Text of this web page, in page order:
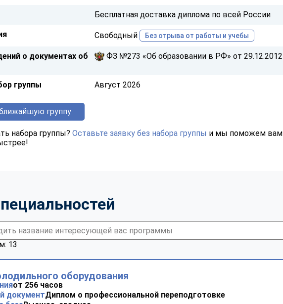
Бесплатная доставка диплома по всей России
Свободный Без отрыва от работы и учебы
о документах об
ФЗ №273 «Об образовании в РФ» от 29.12.2012
группы Август 2026
группу
набора группы? Оставьте заявку без набора группы и мы поможем вам
13
оборудования
от 256 часов
документДиплом о профессиональной переподготовке